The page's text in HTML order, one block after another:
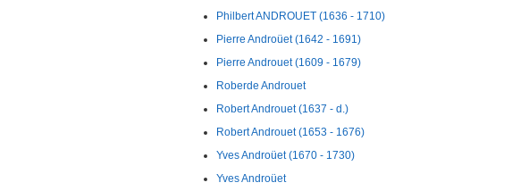
Philbert ANDROUET (1636 - 1710)
Pierre Androüet (1642 - 1691)
Pierre Androuet (1609 - 1679)
Roberde Androuet
Robert Androuet (1637 - d.)
Robert Androuet (1653 - 1676)
Yves Androüet (1670 - 1730)
Yves Androüet